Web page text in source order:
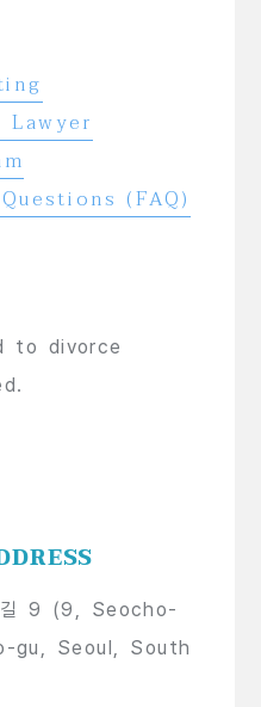
(FAQ)
to divorce
길 9 (9, Seocho-
gu, Seoul, South